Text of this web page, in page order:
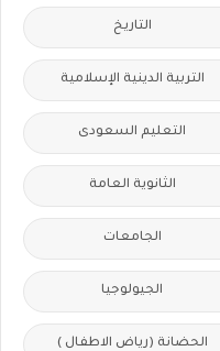
التاريخ
التربية الدينية الإسلامية
التعليم السعودى
الثانوية العامة
الجامعات
الجيولوجيا
الحضانة (رياض الاطفال )